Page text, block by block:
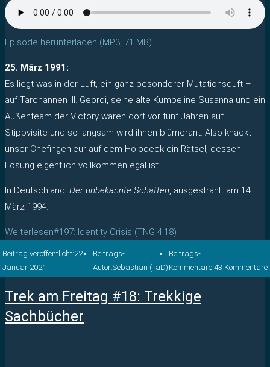
Episode herunterladen (MP3, 71 MB)
25. März 1991:
Es liegt was in der Luft, ein ganz besonderer Mutationsduft –
auf Tarchannen III. Geordi, seine alte Kumpeline Susanna und ein
Außenteam der Victory waren dort vor fünf Jahren auf
Stippvisite und so langsam wird ihnen blümerant. Also knackt
unser Chefingenieur auf dem Holodeck ein Rätsel, dessen
Lösung eigentlich vollkommen egal ist.
In Deutschland: Der unbekannte Schatten, ausgestrahlt am 14.
März 1994.
Weiterlesen#197: Identity Crisis (TNG 4.18)
Beitrag veröffentlicht:22.
Januar 2021
Beitrags-
Autor:Sebastian (TaD)
Beitrags-
Kommentare:43 Kommentare
Trek am Freitag #18: Trekkige
Sachbücher